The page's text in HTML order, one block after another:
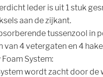
leder is uit 1 stuk
aan de zijkant.
tussenzool in
van 4 vetergaten en 4
System:
wordt zacht door de